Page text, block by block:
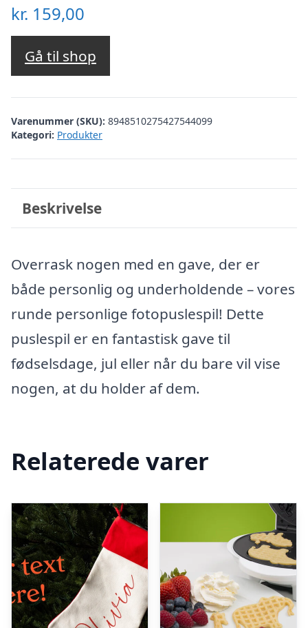
kr. 159,00
Gå til shop
Varenummer (SKU): 8948510275427544099
Kategori: Produkter
Beskrivelse
Overrask nogen med en gave, der er
både personlig og underholdende – vores
runde personlige fotopuslespil! Dette
puslespil er en fantastisk gave til
fødselsdage, jul eller når du bare vil vise
nogen, at du holder af dem.
Relaterede varer